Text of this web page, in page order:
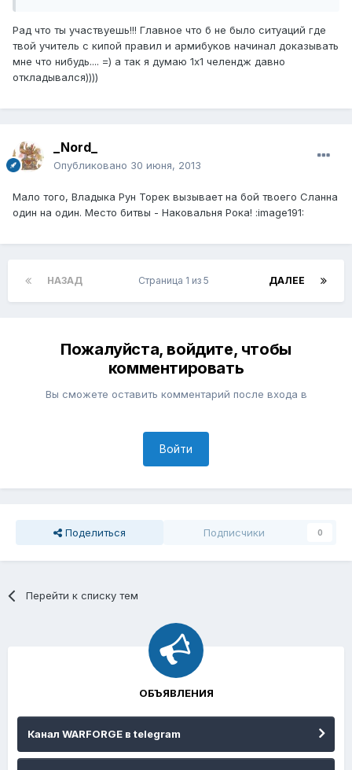
Рад что ты участвуешь!!! Главное что б не было ситуаций где
твой учитель с кипой правил и армибуков начинал доказывать
мне что нибудь.... =) а так я думаю 1х1 челендж давно
откладывался))))
_Nord_
Опубликовано 30 июня, 2013
Мало того, Владыка Рун Торек вызывает на бой твоего Сланна
один на один. Место битвы - Наковальня Рока! :image191:
НАЗАД ДАЛЕЕ
Страница 1 из 5
Пожалуйста, войдите, чтобы
комментировать
Вы сможете оставить комментарий после входа в
Войти
Поделиться Подписчики 0
Перейти к списку тем
ОБЪЯВЛЕНИЯ
Канал WARFORGE в telegram